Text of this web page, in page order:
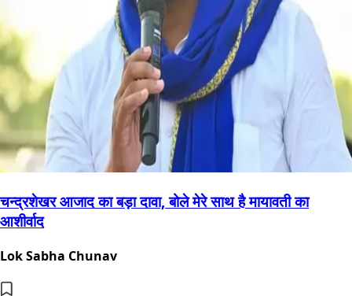
चन्द्रशेखर आजाद का बड़ा दावा, बोले मेरे साथ है मायावती का
आशीर्वाद
Lok Sabha Chunav